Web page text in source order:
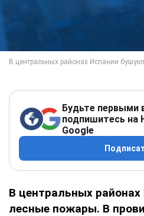
Будьте первыми
подпишитесь на
Google
В центральных
лесные пожары. В